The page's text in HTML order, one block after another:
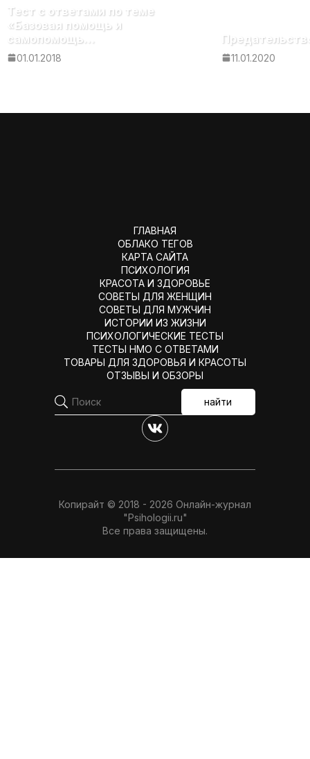
Тест с ответами по теме
«Базовая помощь и
самопомощь…
01.01.2018 11.01.2020
ГЛАВНАЯ
ОБЛАКО ТЕГОВ
КАРТА САЙТА
ПСИХОЛОГИЯ
КРАСОТА И ЗДОРОВЬЕ
СОВЕТЫ ДЛЯ ЖЕНЩИН
СОВЕТЫ ДЛЯ МУЖЧИН
ИСТОРИИ ИЗ ЖИЗНИ
ПСИХОЛОГИЧЕСКИЕ ТЕСТЫ
ТЕСТЫ НМО С ОТВЕТАМИ
ТОВАРЫ ДЛЯ ЗДОРОВЬЯ И КРАСОТЫ
ОТЗЫВЫ И ОБЗОРЫ
найти
Копирайт © 2018 - 2026 Онлайн-журнал
"Psihologii.ru"
Все права защищены.